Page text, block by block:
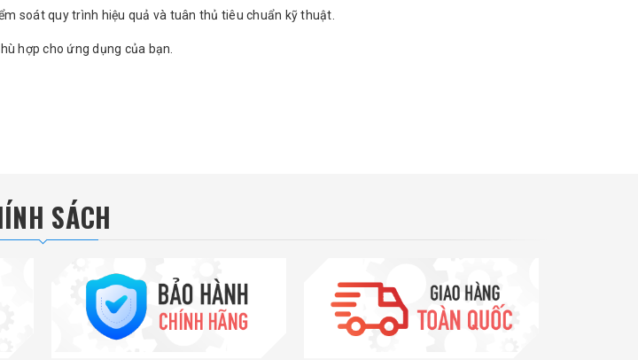
soát quy trình hiệu quả và tuân thủ tiêu chuẩn kỹ thuật.
hợp cho ứng dụng của bạn.
SÁCH